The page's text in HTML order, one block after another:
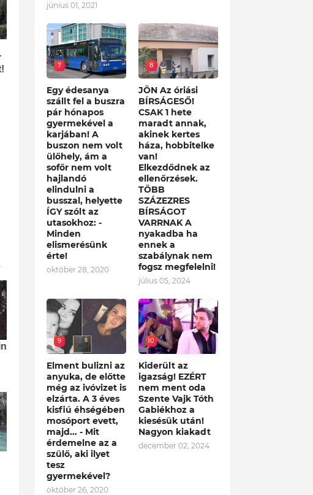
június 01, 2021
7
Egy édesanya
szállt fel a buszra
pár hónapos
gyermekével a
karjában! A
buszon nem volt
ülőhely, ám a
sofőr nem volt
hajlandó
elindulni a
busszal, helyette
ÍGY szólt az
utasokhoz: -
Minden
elismerésünk
érte!
október 28, 2020
8
JÖN Az óriási
BÍRSÁGESŐ!
CSAK 1 hete
maradt annak,
akinek kertes
háza, hobbitelke
van!
Elkezdődnek az
ellenőrzések.
TÖBB
SZÁZEZRES
BÍRSÁGOT
VARRNAK A
nyakadba ha
ennek a
szabálynak nem
fogsz megfelelni!
július 05, 2024
9
Elment bulizni az
anyuka, de előtte
még az ivóvizet is
elzárta. A 3 éves
kisfiú éhségében
mosóport evett,
majd... - Mit
érdemelne az a
szülő, aki ilyet
tesz
gyermekével?
október 26, 2020
10
Kiderült az
igazság! EZÉRT
nem ment oda
Szente Vajk Tóth
Gabiékhoz a
kiesésük után!
Nagyon kiakadt
december 02, 2024